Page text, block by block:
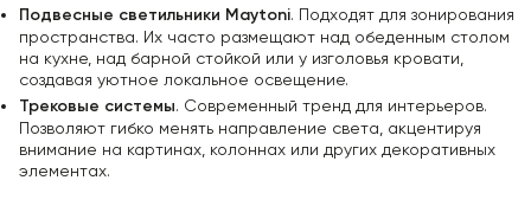
Подвесные светильники Maytoni. Подходят для зонирования
пространства. Их часто размещают над обеденным столом
на кухне, над барной стойкой или у изголовья кровати,
создавая уютное локальное освещение.
Трековые системы. Современный тренд для интерьеров.
Позволяют гибко менять направление света, акцентируя
внимание на картинах, колоннах или других декоративных
элементах.